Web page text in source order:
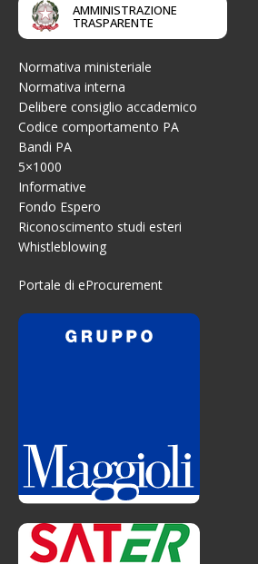
AMMINISTRAZIONE
TRASPARENTE
Normativa ministeriale
Normativa interna
Delibere consiglio accademico
Codice comportamento PA
Bandi PA
5×1000
Informative
Fondo Espero
Riconoscimento studi esteri
Whistleblowing
Portale di eProcurement